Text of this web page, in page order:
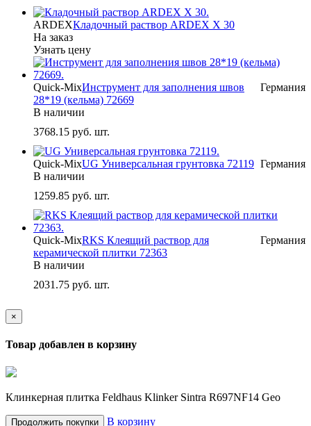
ARDEXКладочный раствор ARDEX X 30
На заказ
Узнать цену
Quick-Mix Германия
Инструмент для заполнения швов
28*19 (кельма) 72669
В наличии
3768.15 руб. шт.
Quick-Mix Германия
UG Универсальная грунтовка 72119
В наличии
1259.85 руб. шт.
Quick-Mix Германия
RKS Клеящий раствор для
керамической плитки 72363
В наличии
2031.75 руб. шт.
×
Товар добавлен в корзину
Клинкерная плитка Feldhaus Klinker Sintra R697NF14 Geo
Продолжить покупки В корзину